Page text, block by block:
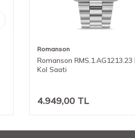
Romanson
Romanson RMS.1.AG1213.23
Kol Saati
4.949,00 TL